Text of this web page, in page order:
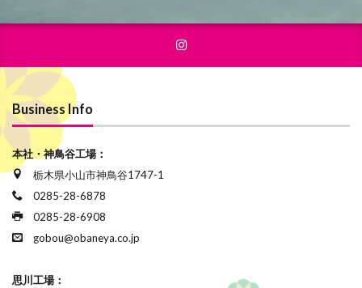
Business Info
本社・神鳥谷工場：
栃木県小山市神鳥谷1747-1
0285-28-6878
0285-28-6908
gobou@obaneya.co.jp
思川工場：